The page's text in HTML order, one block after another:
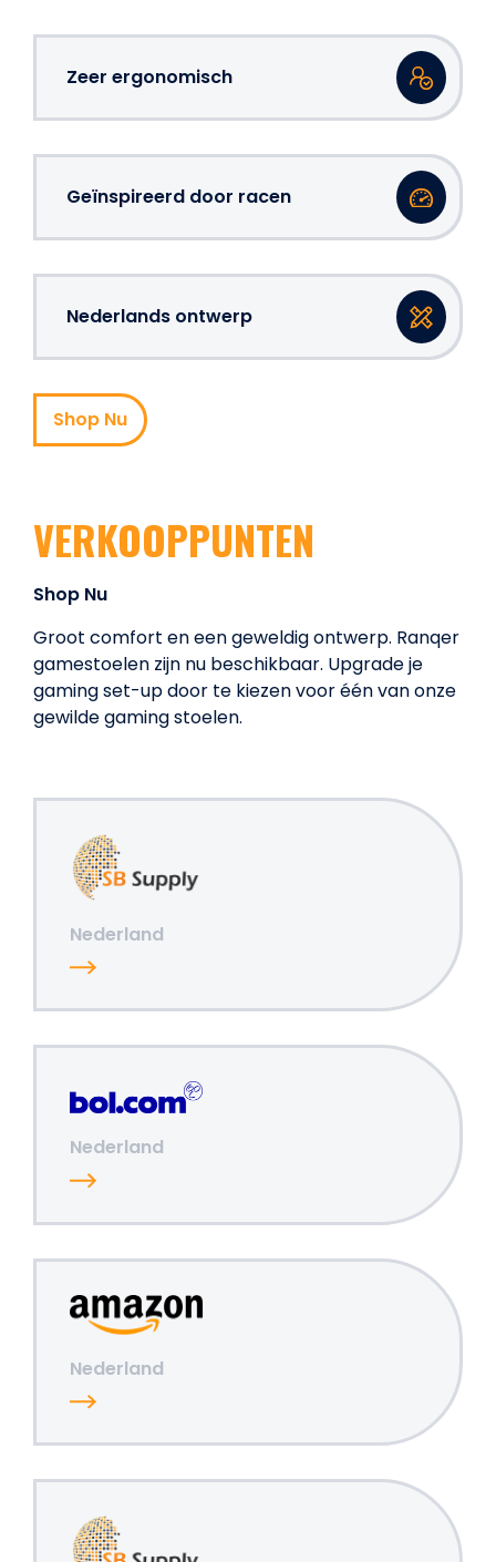
Zeer ergonomisch
Geïnspireerd door racen
Nederlands ontwerp
Shop Nu
VERKOOPPUNTEN
Shop Nu
Groot comfort en een geweldig ontwerp. Ranqer
gamestoelen zijn nu beschikbaar. Upgrade je
gaming set-up door te kiezen voor één van onze
gewilde gaming stoelen.
Nederland
Nederland
Nederland